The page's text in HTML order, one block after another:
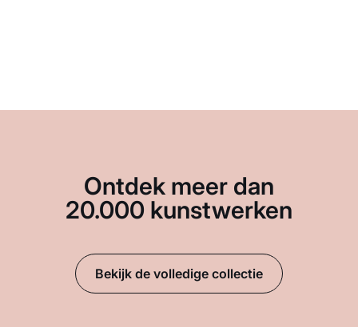
Ontdek meer dan
20.000 kunstwerken
Bekijk de volledige collectie